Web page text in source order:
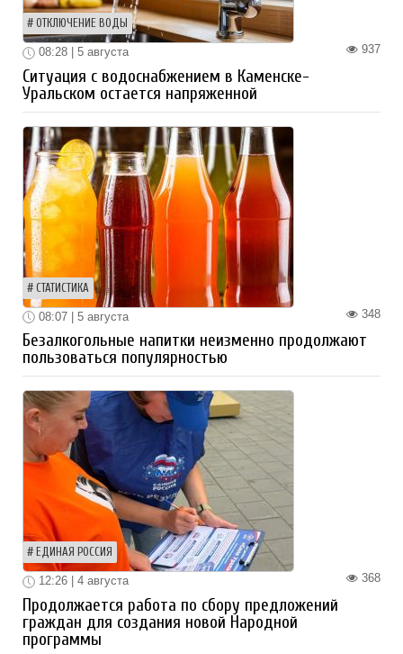
ОТКЛЮЧЕНИЕ ВОДЫ
937
08:28 | 5 августа
Ситуация с водоснабжением в Каменске-
Уральском остается напряженной
СТАТИСТИКА
348
08:07 | 5 августа
Безалкогольные напитки неизменно продолжают
пользоваться популярностью
ЕДИНАЯ РОССИЯ
368
12:26 | 4 августа
Продолжается работа по сбору предложений
граждан для создания новой Народной
программы